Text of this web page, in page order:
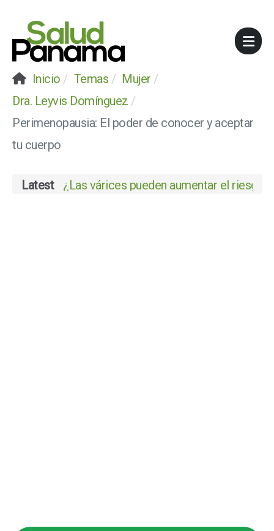
Inicio Temas
Mujer
Dra. Leyvis Domínguez
Perimenopausia: El poder de conocer y aceptar
tu cuerpo
Latest Flujo vaginal: cuándo es normal y